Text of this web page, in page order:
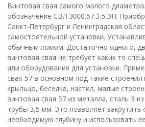
Винтовая свая самого малого
обозначение СВЛ 3000.57.3,5.ЭП.
Санкт-Петербург и Ленинградская
самостоятельной установки.
обычным ломом. Достаточно одного,
винтовая свая не требует каких то
или оборудования для установки.
свая 57 в основном под такие строения
крыльцо, беседка, настил, малые
винтовая свая 57 из металла, сталь 3
трубы 3,5 мм. Это позволяет закрутить
необходимую глубину и использовать